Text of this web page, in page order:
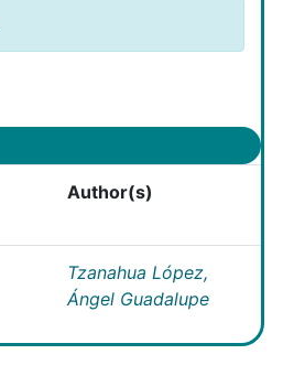
Author(s)
Tzanahua López,
Ángel Guadalupe